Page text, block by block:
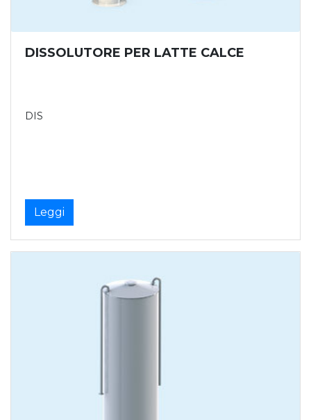
DISSOLUTORE PER LATTE CALCE
DIS
Leggi